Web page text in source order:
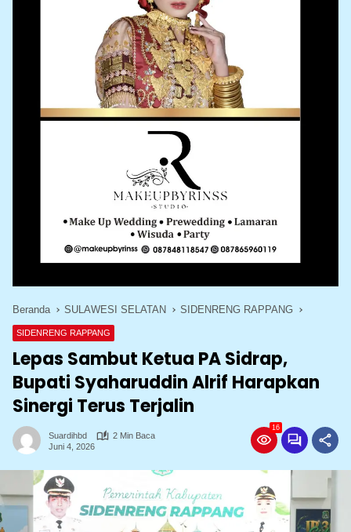
Beranda SULAWESI SELATAN SIDENRENG RAPPANG
SIDENRENG RAPPANG
Lepas Sambut Ketua PA Sidrap,
Bupati Syaharuddin Alrif Harapkan
Sinergi Terus Terjalin
Suardihbd
2 Min Baca
Juni 4, 2026
16